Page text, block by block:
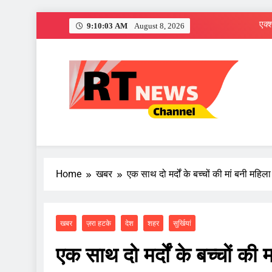
9:10:04 AM August 8, 2026
RT News
Sabse Tezz Sabse Sahi
Home खबर एक साथ दो मर्दों के बच्चों की मां बनी महिला
खबर ज़रा हटके देश शहर सुर्खियां
एक साथ दो मर्दों के बच्चों की